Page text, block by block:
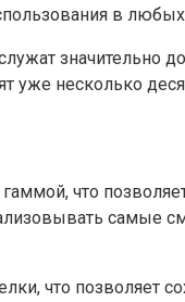
в
уже несколько
что
что